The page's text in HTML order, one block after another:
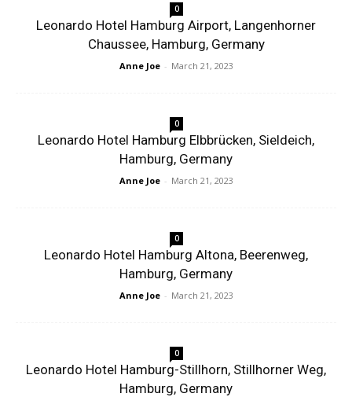
0
Leonardo Hotel Hamburg Airport, Langenhorner
Chaussee, Hamburg, Germany
Anne Joe - March 21, 2023
0
Leonardo Hotel Hamburg Elbbrücken, Sieldeich,
Hamburg, Germany
Anne Joe - March 21, 2023
0
Leonardo Hotel Hamburg Altona, Beerenweg,
Hamburg, Germany
Anne Joe - March 21, 2023
0
Leonardo Hotel Hamburg-Stillhorn, Stillhorner Weg,
Hamburg, Germany